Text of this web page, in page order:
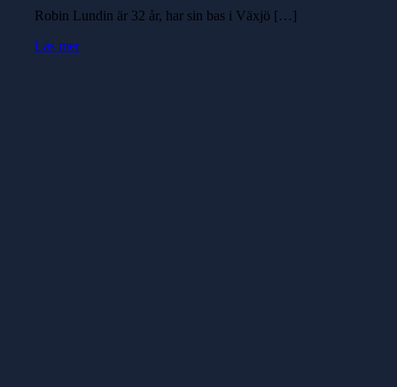
Robin Lundin är 32 år, har sin bas i Växjö […]
Läs mer